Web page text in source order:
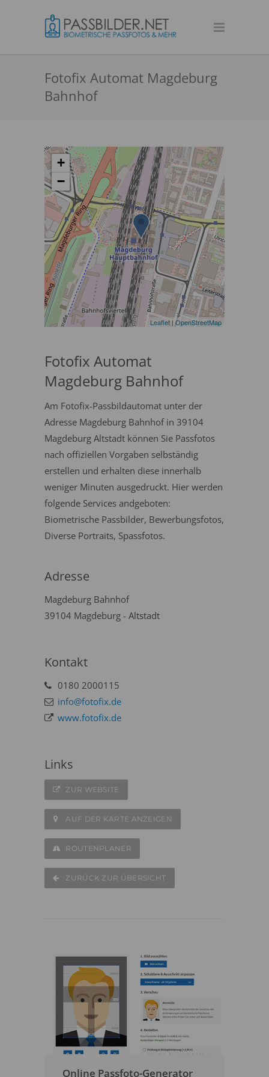
Fotofix Automat Magdeburg
Bahnhof
+
−
Leaflet | OpenStreetMap
Fotofix Automat
Magdeburg Bahnhof
Am Fotofix-Passbildautomat unter der
Adresse Magdeburg Bahnhof in 39104
Magdeburg Altstadt können Sie Passfotos
nach offiziellen Vorgaben selbständig
erstellen und erhalten diese innerhalb
weniger Minuten ausgedruckt. Hier werden
folgende Services andgeboten:
Biometrische Passbilder, Bewerbungsfotos,
Diverse Portraits, Spassfotos.
Adresse
Magdeburg Bahnhof
39104 Magdeburg - Altstadt
Kontakt
0180 2000115
info@fotofix.de
www.fotofix.de
Links
ZUR WEBSITE
AUF DER KARTE ANZEIGEN
ROUTENPLANER
ZURÜCK ZUR ÜBERSICHT
Online Passfoto-Generator